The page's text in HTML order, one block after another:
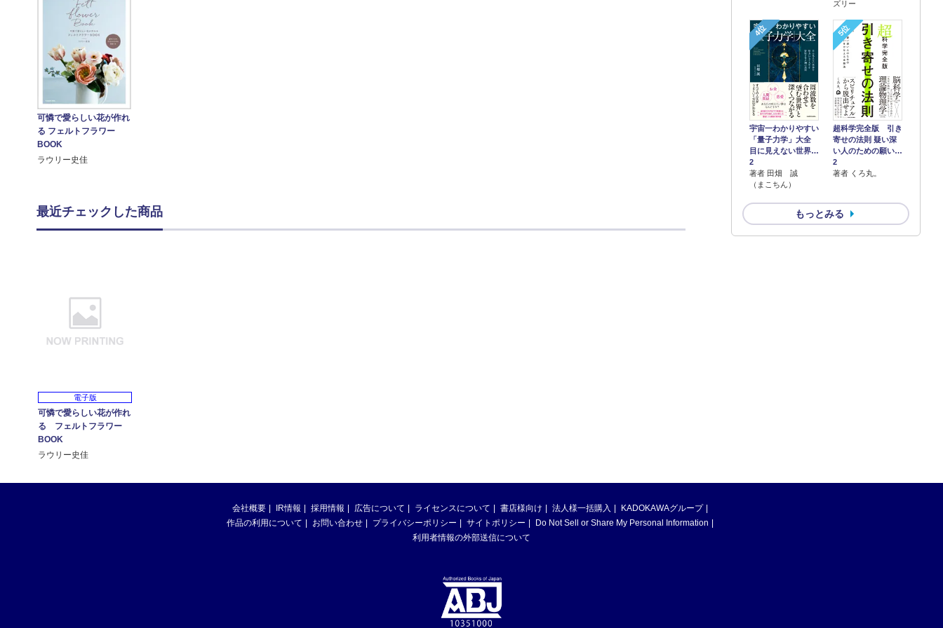
ズリー
4位
宇宙一わかりやすい
「量子力学」大全
目に見えない世界…
2
著者 田畑 誠
（まこちん）
5位
超科学完全版 引き
寄せの法則 疑い深
い人のための願い…
2
著者 くろ丸。
もっとみる
可憐で愛らしい花が作れ
る フェルトフラワー
BOOK
ラウリー史佳
最近チェックした商品
電子版
可憐で愛らしい花が作れ
る フェルトフラワー
BOOK
ラウリー史佳
会社概要 IR情報 採用情報 広告について ライセンスについて 書店様向け 法人様一括購入
KADOKAWAグループ
作品の利用について
お問い合わせ プライバシーポリシー サイトポリシー
Do Not Sell or Share My Personal Information
利用者情報の外部送信について